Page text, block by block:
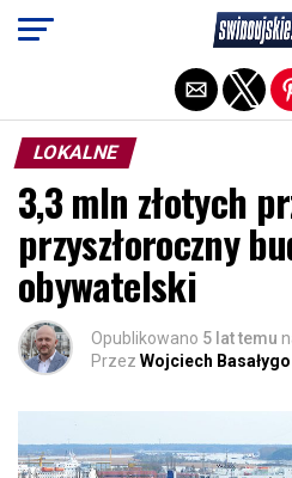
LOKALNE
3,3 mln złotych
przyszłoroczny
obywatelski
Opublikowano 5 lat temu
Przez Wojciech Basałygo
Exit mobile